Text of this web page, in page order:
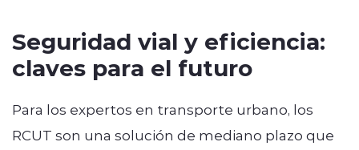
Seguridad vial y eficiencia:
claves para el futuro
Para los expertos en transporte urbano, los
RCUT son una solución de mediano plazo que